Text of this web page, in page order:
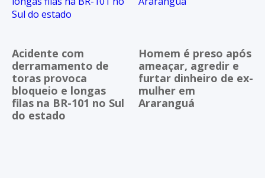
Acidente com
derramamento de
toras provoca
bloqueio e longas
filas na BR-101 no Sul
do estado
Homem é preso após
ameaçar, agredir e
furtar dinheiro de ex-
mulher em
Araranguá